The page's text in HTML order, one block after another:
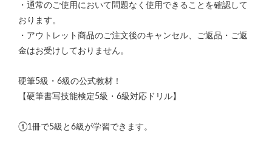
・通常のご使用において問題なく使用できることを確認して
おります。
・アウトレット商品のご注文後のキャンセル、ご返品・ご返
金はお受けしておりません。
硬筆5級・6級の公式教材！
【硬筆書写技能検定5級・6級対応ドリル】
①1冊で5級と6級が学習できます。